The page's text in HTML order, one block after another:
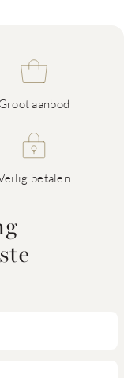
Groot aanbod
betalen